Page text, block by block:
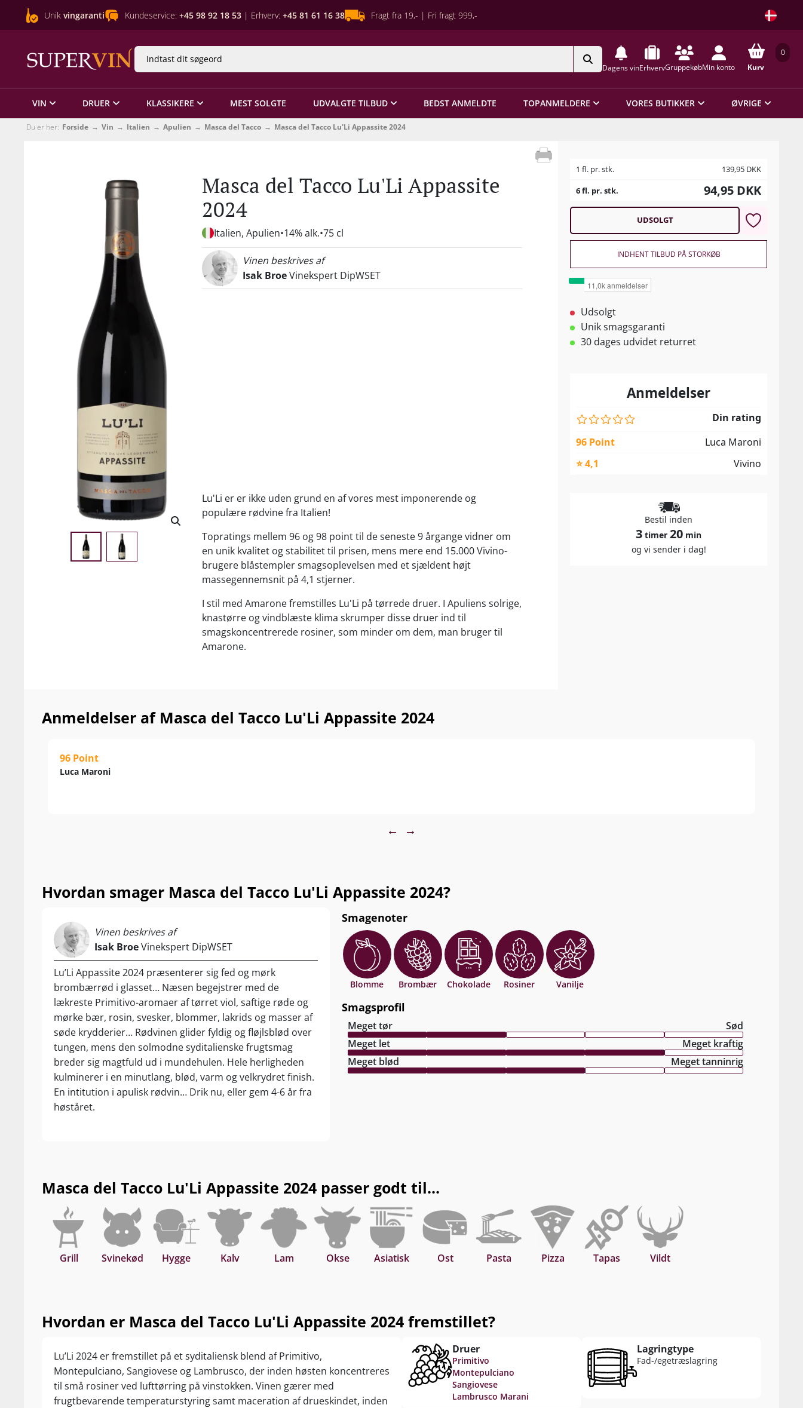
Unik vingaranti Kundeservice: +45 98 92 18 53 | Erhverv: +45 81 61 16 38 Fragt fra 19,- | Fri fragt 999,-
Dagens vinErhvervGruppekøbMin konto
0
Kurv
VIN DRUER KLASSIKERE MEST SOLGTE UDVALGTE TILBUD BEDST ANMELDTE TOPANMELDERE VORES BUTIKKER ØVRIGE
Du er her: Forside Vin Italien Apulien Masca del Tacco Masca del Tacco Lu'Li Appassite 2024
Masca del Tacco Lu'Li Appassite
2024
Italien, Apulien 14% alk. 75 cl
Vinen beskrives af
Isak BroeVinekspert DipWSET
Lu'Li er er ikke uden grund en af vores mest imponerende og
populære rødvine fra Italien!
Topratings mellem 96 og 98 point til de seneste 9 årgange vidner om
en unik kvalitet og stabilitet til prisen, mens mere end 15.000 Vivino-
brugere blåstempler smagsoplevelsen med et sjældent højt
massegennemsnit på 4,1 stjerner.
I stil med Amarone fremstilles Lu'Li på tørrede druer. I Apuliens solrige,
knastørre og vindblæste klima skrumper disse druer ind til
smagskoncentrerede rosiner, som minder om dem, man bruger til
Amarone.
Lu'Li Appassite rammer i 2024 sit måske højeste niveau hidtil, og vi
1 fl. pr. stk. 139,95 DKK
6 fl. pr. stk.
94,95 DKK
UDSOLGT
INDHENT TILBUD PÅ STORKØB
Udsolgt
Unik smagsgaranti
30 dages udvidet returret
Anmeldelser
Din rating
96 Point
Luca Maroni
⭐ 4,1
Vivino
Bestil inden
3 timer 20 min
og vi sender i dag!
Anmeldelser af Masca del Tacco Lu'Li Appassite 2024
96 Point
Luca Maroni
← →
Hvordan smager Masca del Tacco Lu'Li Appassite 2024?
Vinen beskrives af
Isak BroeVinekspert DipWSET
Lu’Li Appassite 2024 præsenterer sig fed og mørk
brombærrød i glasset… Næsen begejstrer med de
lækreste Primitivo-aromaer af tørret viol, saftige røde og
mørke bær, rosin, svesker, blommer, lakrids og masser af
søde krydderier… Rødvinen glider fyldig og fløjlsblød over
tungen, mens den solmodne syditalienske frugtsmag
breder sig magtfuld ud i mundehulen. Hele herligheden
kulminerer i en minutlang, blød, varm og velkrydret finish.
En intitution i apulisk rødvin… Drik nu, eller gem 4-6 år fra
høståret.
Smagenoter
Blomme Brombær Chokolade Rosiner Vanilje
Smagsprofil
Meget tør
Sød
Meget let
Meget kraftig
Meget blød
Meget tanninrig
Masca del Tacco Lu'Li Appassite 2024 passer godt til...
Grill Svinekød Hygge Kalv Lam Okse Asiatisk Ost Pasta Pizza Tapas Vildt
Hvordan er Masca del Tacco Lu'Li Appassite 2024 fremstillet?
Lu’Li 2024 er fremstillet på et syditaliensk blend af Primitivo,
Montepulciano, Sangiovese og Lambrusco, der inden høsten koncentreres
til små rosiner ved lufttørring på vinstokken. Vinen gærer med
frugtbevarende temperaturstyring samt maceration af drueskindet, inden
Druer
Primitivo
Montepulciano
Sangiovese
Lambrusco Marani
Lagringtype
Fad-/egetræslagring